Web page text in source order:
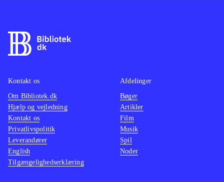
Kontakt os
Om Bibliotek.dk
Hjælp og vejledning
Kontakt os
Privatlivspolitik
Leverandører
English
Tilgængelighedserklæring
Afdelinger
Bøger
Artikler
Film
Musik
Spil
Noder